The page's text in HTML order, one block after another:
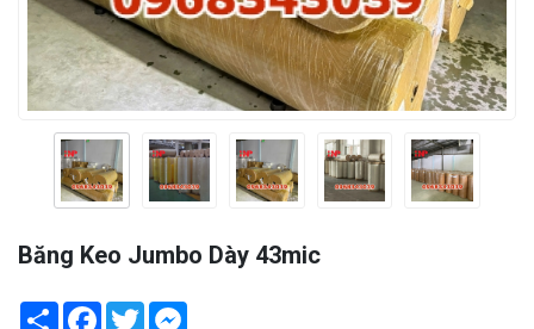
Băng Keo Jumbo Dày 43mic
Share Facebook
Twitter